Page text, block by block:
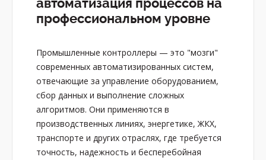
автоматизация процессов на
профессиональном уровне
Промышленные контроллеры — это "мозги"
современных автоматизированных систем,
отвечающие за управление оборудованием,
сбор данных и выполнение сложных
алгоритмов. Они применяются в
производственных линиях, энергетике, ЖКХ,
транспорте и других отраслях, где требуется
точность, надежность и бесперебойная